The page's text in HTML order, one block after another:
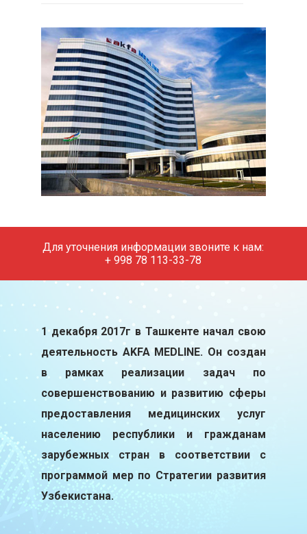
Для уточнения информации звоните к нам:
+ 998 78 113-33-78
1 декабря 2017г в Ташкенте начал свою
деятельность AKFA MEDLINE. Он создан
в рамках реализации задач по
совершенствованию и развитию сферы
предоставления медицинских услуг
населению республики и гражданам
зарубежных стран в соответствии с
программой мер по Стратегии развития
Узбекистана.